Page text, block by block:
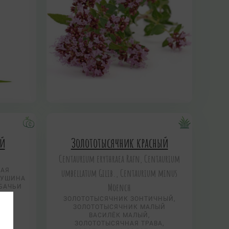
Золототысячник красный
Centaurium erythraea Rafn, Centaurium
umbellatum Gilib., Centaurium minus
Moench
ЗОЛОТОТЫСЯЧНИК ЗОНТИЧНЫЙ,
ЗОЛОТОТЫСЯЧНИК МАЛЫЙ
ВАСИЛЁК МАЛЫЙ,
ЗОЛОТОТЫСЯЧНАЯ ТРАВА,